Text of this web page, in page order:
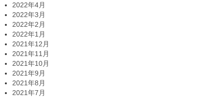
2022年4月
2022年3月
2022年2月
2022年1月
2021年12月
2021年11月
2021年10月
2021年9月
2021年8月
2021年7月